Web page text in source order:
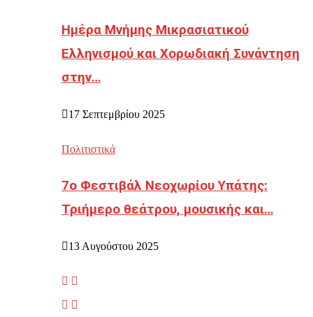
Ημέρα Μνήμης Μικρασιατικού
Ελληνισμού και Χορωδιακή Συνάντηση
στην…
17 Σεπτεμβρίου 2025
Πολιτιστικά
7ο Φεστιβάλ Νεοχωρίου Υπάτης:
Τριήμερο θεάτρου, μουσικής και…
13 Αυγούστου 2025